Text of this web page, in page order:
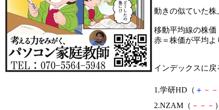
動きの似ていた
移動平均線の株価
赤＝株価が平均
インデックスに戻
1.学研HD（ ＋ － －
2.NZAM（ － － －